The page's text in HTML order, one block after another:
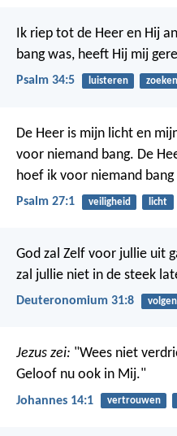
Ik riep tot de Heer en Hij
bang was, heeft Hij mij
Psalm 34:5 luisteren zoeken
De Heer is mijn licht en
voor niemand bang. De
hoef ik voor niemand bang
Psalm 27:1 veiligheid licht
God zal Zelf voor jullie uit
zal jullie niet in de steek
Deuteronomium 31:8 volgen
Jezus zei: "Wees niet
Geloof nu ook in Mij."
Johannes 14:1 vertrouwen